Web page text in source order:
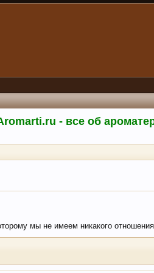
- все об
мы не имеем никакого